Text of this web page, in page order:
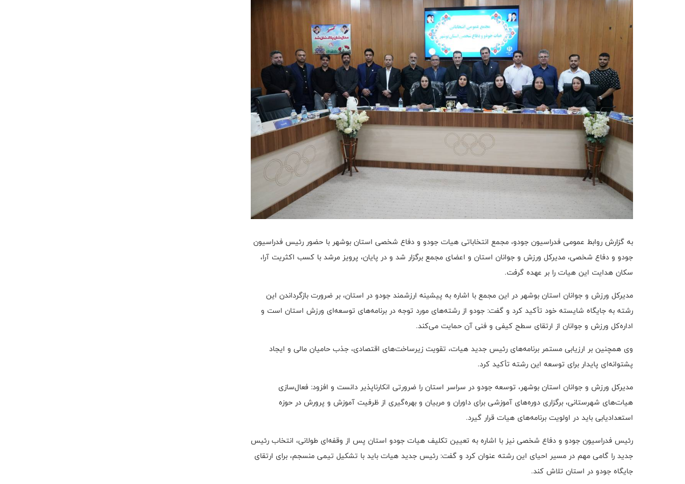
به گزارش روابط عمومی فدراسیون جودو، مجمع انتخاباتی هیات جودو و دفاع شخصی استان بوشهر با حضور رئیس فدراسیون
جودو و دفاع شخصی، مدیرکل ورزش و جوانان استان و اعضای مجمع برگزار شد و در پایان، پرویز مرشد با کسب اکثریت آرا،
سکان هدایت این هیات را بر عهده گرفت.
مدیرکل ورزش و جوانان استان بوشهر در این مجمع با اشاره به پیشینه ارزشمند جودو در استان، بر ضرورت بازگرداندن این
رشته به جایگاه شایسته خود تأکید کرد و گفت: جودو از رشته‌های مورد توجه در برنامه‌های توسعه‌ای ورزش استان است و
اداره‌کل ورزش و جوانان از ارتقای سطح کیفی و فنی آن حمایت می‌کند.
وی همچنین بر ارزیابی مستمر برنامه‌های رئیس جدید هیات، تقویت زیرساخت‌های اقتصادی، جذب حامیان مالی و ایجاد
پشتوانه‌ای پایدار برای توسعه این رشته تأکید کرد.
مدیرکل ورزش و جوانان استان بوشهر، توسعه جودو در سراسر استان را ضرورتی انکارناپذیر دانست و افزود: فعال‌سازی
هیات‌های شهرستانی، برگزاری دوره‌های آموزشی برای داوران و مربیان و بهره‌گیری از ظرفیت آموزش و پرورش در حوزه
استعدادیابی باید در اولویت برنامه‌های هیات قرار گیرد.
رئیس فدراسیون جودو و دفاع شخصی نیز با اشاره به تعیین تکلیف هیات جودو استان پس از وقفه‌ای طولانی، انتخاب رئیس
جدید را گامی مهم در مسیر احیای این رشته عنوان کرد و گفت: رئیس جدید هیات باید با تشکیل تیمی منسجم، برای ارتقای
جایگاه جودو در استان تلاش کند.